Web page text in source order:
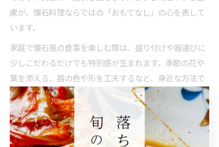
慮が、懐石料理ならではの「おもてなし」の心を表して
います。
家庭で懐石風の食事を楽しむ際は、盛り付けや器選びに
少しこだわるだけでも特別感が生まれます。季節の花や
葉を添える、器の色や形を工夫するなど、身近な方法で
美意識を体験しましょう。
食材選びが際立つ日本料理の深み
日本料理の奥深さは、食材選びに大きく左右されます。